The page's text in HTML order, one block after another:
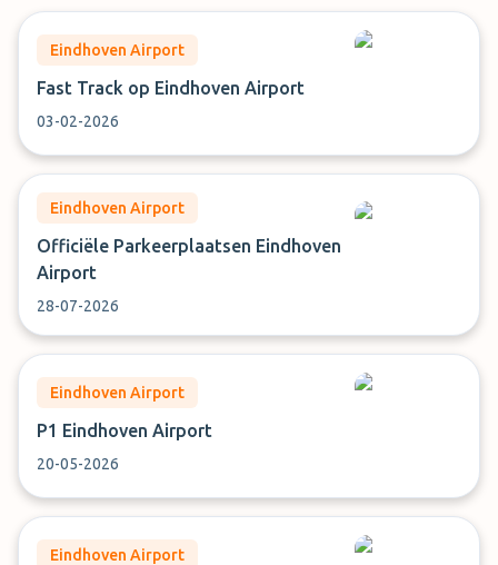
Eindhoven Airport
Fast Track op Eindhoven Airport
03-02-2026
Eindhoven Airport
Officiële Parkeerplaatsen Eindhoven
Airport
28-07-2026
Eindhoven Airport
P1 Eindhoven Airport
20-05-2026
Eindhoven Airport